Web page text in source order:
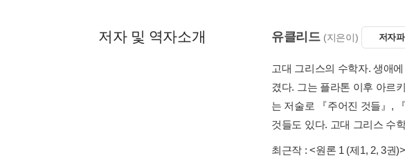
저자 및 역자소개 유클리드 (지은이) 저자
고대 그리스의 수학자. 생애
겼다. 그는 플라톤 이후 아르
는 저술로 『주어진 것들』,
것들도 있다. 고대 그리스 수
최근작 :<원론 1 (제1, 2, 3권)>